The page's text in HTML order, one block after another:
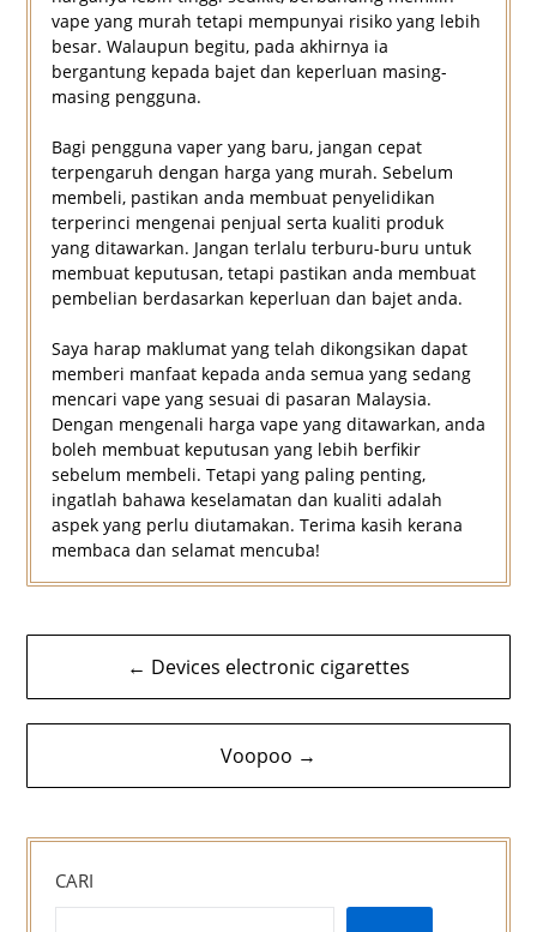
vape yang murah tetapi mempunyai risiko yang lebih
besar. Walaupun begitu, pada akhirnya ia
bergantung kepada bajet dan keperluan masing-
masing pengguna.
Bagi pengguna vaper yang baru, jangan cepat
terpengaruh dengan harga yang murah. Sebelum
membeli, pastikan anda membuat penyelidikan
terperinci mengenai penjual serta kualiti produk
yang ditawarkan. Jangan terlalu terburu-buru untuk
membuat keputusan, tetapi pastikan anda membuat
pembelian berdasarkan keperluan dan bajet anda.
Saya harap maklumat yang telah dikongsikan dapat
memberi manfaat kepada anda semua yang sedang
mencari vape yang sesuai di pasaran Malaysia.
Dengan mengenali harga vape yang ditawarkan, anda
boleh membuat keputusan yang lebih berfikir
sebelum membeli. Tetapi yang paling penting,
ingatlah bahawa keselamatan dan kualiti adalah
aspek yang perlu diutamakan. Terima kasih kerana
membaca dan selamat mencuba!
Navigasi
kiriman
← Devices electronic cigarettes
Voopoo →
CARI